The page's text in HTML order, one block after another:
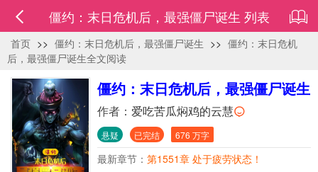
僵约：末日危机后，最强僵尸诞生 列表
首页 >> 僵约：末日危机后，最强僵尸诞生 >> 僵约：末日危机
后，最强僵尸诞生全文阅读
僵约：末日危机后，最强僵尸诞生
作者： 爱吃苦瓜焖鸡的云慧
悬疑 已完结 676 万字
最新章节： 第1551章 处于疲劳状态！